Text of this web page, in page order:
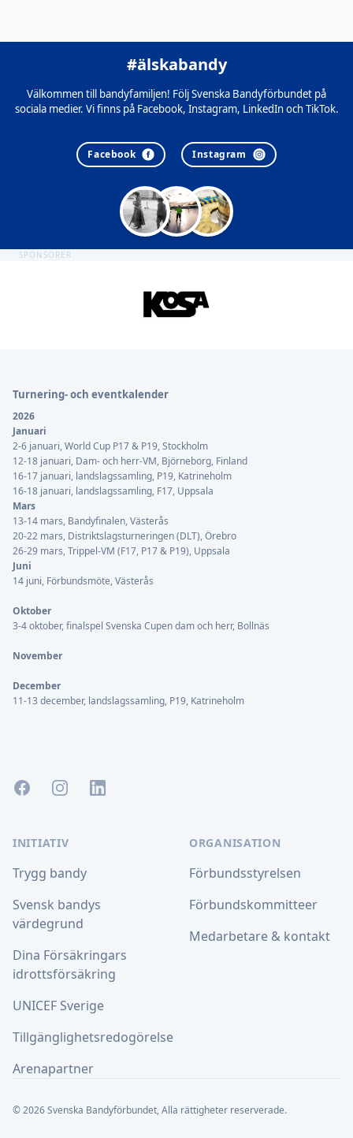
#älskabandy
Välkommen till bandyfamiljen! Följ Svenska Bandyförbundet på
sociala medier. Vi finns på Facebook, Instagram, LinkedIn och TikTok.
Facebook Instagram
SPONSORER
Turnering- och eventkalender
2026
Januari
2-6 januari, World Cup P17 & P19, Stockholm
12-18 januari, Dam- och herr-VM, Björneborg, Finland
16-17 januari, landslagssamling, P19, Katrineholm
16-18 januari, landslagssamling, F17, Uppsala
Mars
13-14 mars, Bandyfinalen, Västerås
20-22 mars, Distriktslagsturneringen (DLT), Örebro
26-29 mars, Trippel-VM (F17, P17 & P19), Uppsala
Juni
14 juni, Förbundsmöte, Västerås
Oktober
3-4 oktober, finalspel Svenska Cupen dam och herr, Bollnäs
November
December
11-13 december, landslagssamling, P19, Katrineholm
FacebookInstagramLinkedIn
INITIATIV
Trygg bandy
Svensk bandys
värdegrund
Dina Försäkringars
idrottsförsäkring
UNICEF Sverige
Tillgänglighetsredogörelse
Arenapartner
ORGANISATION
Förbundsstyrelsen
Förbundskommitteer
Medarbetare & kontakt
© 2026 Svenska Bandyförbundet, Alla rättigheter reserverade.